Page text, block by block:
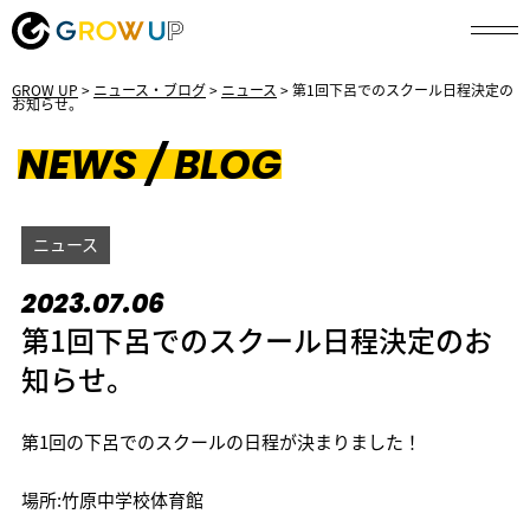
GROW UP > ニュース・ブログ> ニュース >第1回下呂でのスクール日程決定の
お知らせ。
NEWS / BLOG
ニュース
2023.07.06
第1回下呂でのスクール日程決定のお
知らせ。
第1回の下呂でのスクールの日程が決まりました！
場所:竹原中学校体育館